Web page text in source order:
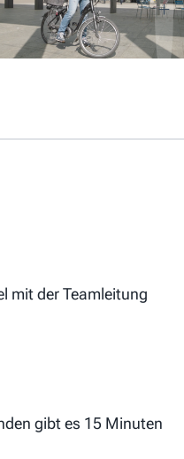
mit der Teamleitung
gibt es 15 Minuten